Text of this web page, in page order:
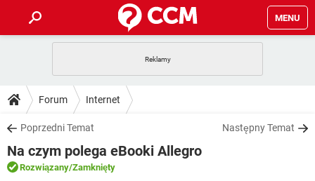
MENU
GRY
SPOTIFY
INSTAGRAM FACEBOOK
WINDOWS 10
PORADY
PlayStation
SPOTIFY
DO POBRANIA
ANDROID TIKTOK
GRY
FORUM
Forum Internet
Poprzedni Temat Następny Temat
Na czym polega eBooki Allegro
Rozwiązany/Zamknięty